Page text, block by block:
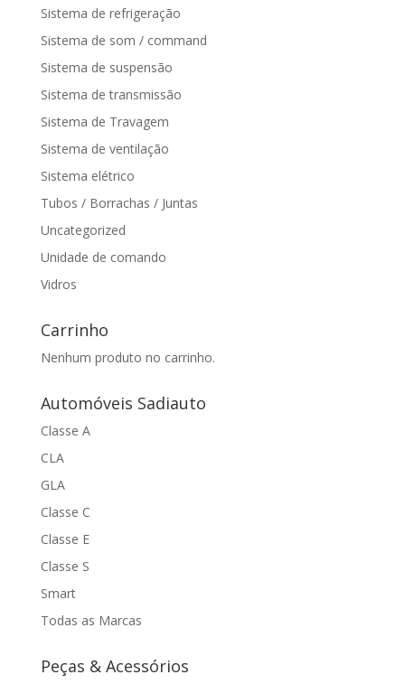
Sistema de refrigeração
Sistema de som / command
Sistema de suspensão
Sistema de transmissão
Sistema de Travagem
Sistema de ventilação
Sistema elétrico
Tubos / Borrachas / Juntas
Uncategorized
Unidade de comando
Vidros
Carrinho
Nenhum produto no carrinho.
Automóveis Sadiauto
Classe A
CLA
GLA
Classe C
Classe E
Classe S
Smart
Todas as Marcas
Peças & Acessórios